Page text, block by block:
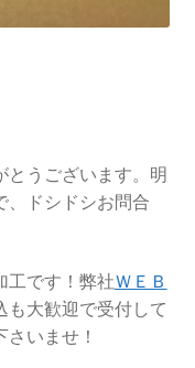
とうございます。明
、ドシドシお問合
工です！弊社ＷＥＢ
も大歓迎で受付して
いませ！